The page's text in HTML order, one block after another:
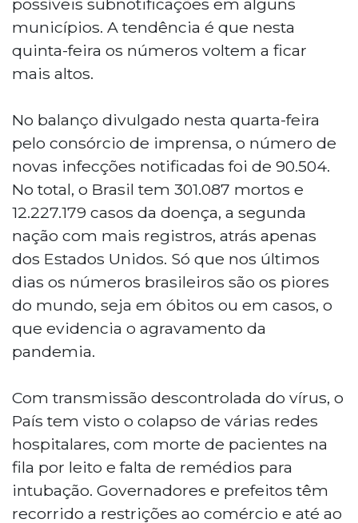
municípios. A tendência é que nesta
quinta-feira os números voltem a ficar
mais altos.
No balanço divulgado nesta quarta-feira
pelo consórcio de imprensa, o número de
novas infecções notificadas foi de 90.504.
No total, o Brasil tem 301.087 mortos e
12.227.179 casos da doença, a segunda
nação com mais registros, atrás apenas
dos Estados Unidos. Só que nos últimos
dias os números brasileiros são os piores
do mundo, seja em óbitos ou em casos, o
que evidencia o agravamento da
pandemia.
Com transmissão descontrolada do vírus, o
País tem visto o colapso de várias redes
hospitalares, com morte de pacientes na
fila por leito e falta de remédios para
intubação. Governadores e prefeitos têm
recorrido a restrições ao comércio e até ao